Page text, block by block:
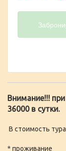
Внимание!!!
36000 в сутки.
В стоимость
* проживание